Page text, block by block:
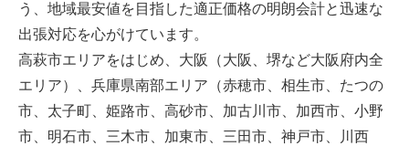
う、地域最安値を目指した適正価格の明朗会計と迅速な
出張対応を心がけています。
高萩市エリアをはじめ、大阪（大阪、堺など大阪府内全
エリア）、兵庫県南部エリア（赤穂市、相生市、たつの
市、太子町、姫路市、高砂市、加古川市、加西市、小野
市、明石市、三木市、加東市、三田市、神戸市、川西